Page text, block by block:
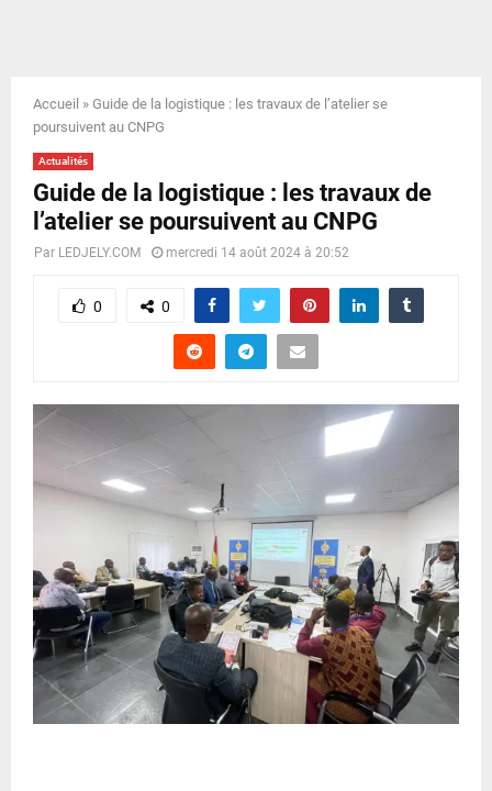
N
U
Accueil » Guide de la logistique : les travaux de l’atelier se
poursuivent au CNPG
Actualités
Guide de la logistique : les travaux de
l’atelier se poursuivent au CNPG
Par LEDJELY.COM mercredi 14 août 2024 à 20:52
0 0